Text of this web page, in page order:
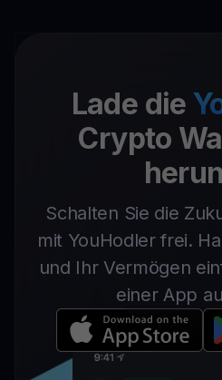
Lade die
Crypto
Schalten Sie die
mit YouHodler frei.
und Ihr Vermögen
einer App